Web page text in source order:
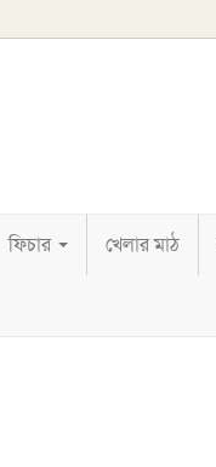
ফিচার খেলার মাঠ